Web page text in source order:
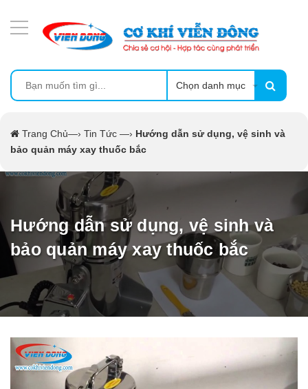
Chọn danh mục
Trang Chủ—› Tin Tức —› Hướng dẫn sử dụng, vệ sinh và
bảo quản máy xay thuốc bắc
Hướng dẫn sử dụng, vệ sinh và
bảo quản máy xay thuốc bắc
MÁY ÉP MÍA TẠO BỌT
MÁY RỬA BÁT SIÊU ÂM
MÁY SẤY THỰC PHẨM CÔNG NGHIỆP
CẨM NANG
THIẾT BỊ NHÀ BẾP
THIẾT BỊ NHÀ BẾP CAO CẤP
MÁY CHẾ BIẾN THỰC PHẨM
MÁY CHẾ BIẾN NÔNG SẢN